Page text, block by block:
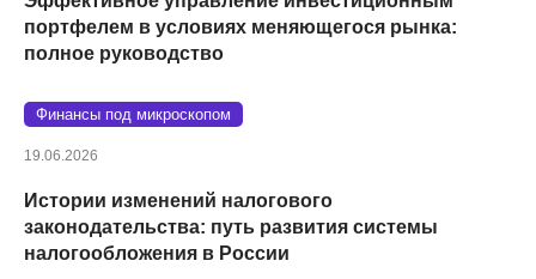
портфелем в условиях меняющегося рынка:
полное руководство
Финансы под микроскопом
19.06.2026
Истории изменений налогового
законодательства: путь развития системы
налогообложения в России